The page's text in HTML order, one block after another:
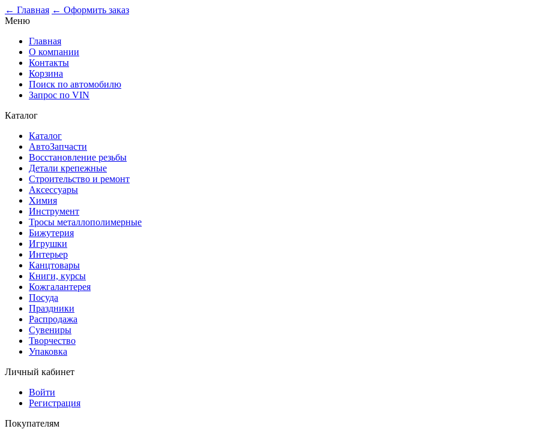
← Главная ← Оформить заказ
Меню
Главная
О компании
Контакты
Корзина
Поиск по автомобилю
Запрос по VIN
Каталог
Каталог
АвтоЗапчасти
Восстановление резьбы
Детали крепежные
Строительство и ремонт
Аксессуары
Химия
Инструмент
Тросы металлополимерные
Бижутерия
Игрушки
Интерьер
Канцтовары
Книги, курсы
Кожгалантерея
Посуда
Праздники
Распродажа
Сувениры
Творчество
Упаковка
Личный кабинет
Войти
Регистрация
Покупателям